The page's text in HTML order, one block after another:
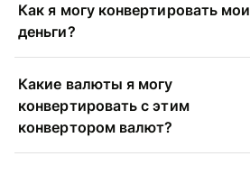
Как я могу конвертировать мои
деньги?
Какие валюты я могу
конвертировать с этим
конвертором валют?